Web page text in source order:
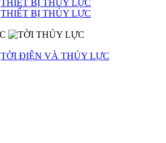
THIẾT BỊ THỦY LỰC
THIẾT BỊ THỦY LỰC
TỜI ĐIỆN VÀ THỦY LỰC